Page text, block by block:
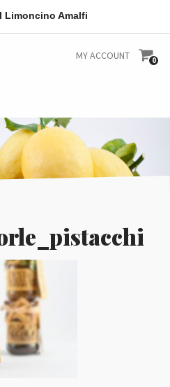
Limoncino Amalfi
MY ACCOUNT 0